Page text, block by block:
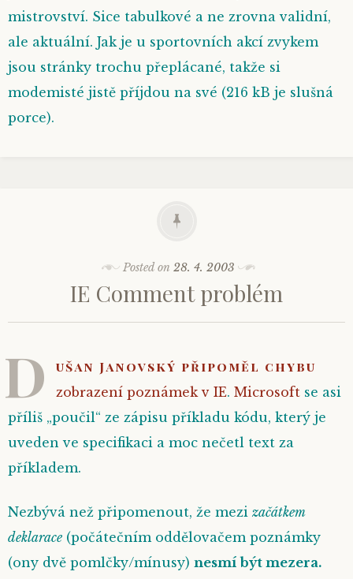
mistrovství. Sice tabulkové a ne zrovna validní,
ale aktuální. Jak je u sportovních akcí zvykem
jsou stránky trochu přeplácané, takže si
modemisté jistě příjdou na své (216 kB je slušná
porce).
Posted on28. 4. 2003
IE Comment problém
D ušan Janovský připoměl chybu
zobrazení poznámek v IE. Microsoft se asi
příliš „poučil“ ze zápisu příkladu kódu, který je
uveden ve specifikaci a moc nečetl text za
příkladem.
Nezbývá než připomenout, že mezi začátkem
deklarace (počátečním oddělovačem poznámky
(ony dvě pomlčky/mínusy) nesmí být mezera.